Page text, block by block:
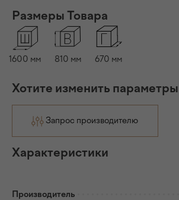
Размеры Товара
1600 мм 810 мм 670 мм
Хотите изменить
Запрос производителю
Характеристики
Производитель